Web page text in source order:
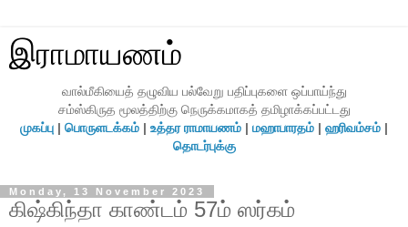
இராமாயணம்
வால்மீகியைத் தழுவிய பல்வேறு பதிப்புகளை ஒப்பாய்ந்து
சம்ஸ்கிருத மூலத்திற்கு நெருக்கமாகத் தமிழாக்கப்பட்டது
முகப்பு | பொருளடக்கம் | உத்தர ராமாயணம் | மஹாபாரதம் | ஹரிவம்சம் |
தொடர்புக்கு
Monday, 13 November 2023
கிஷ்கிந்தா காண்டம் 57ம் ஸர்கம்